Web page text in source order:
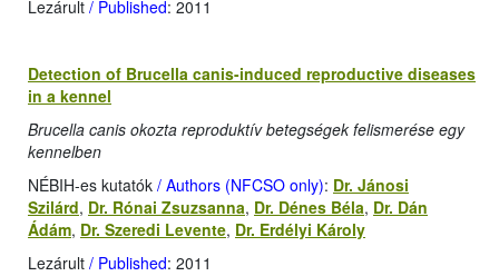
Lezárult / Published: 2011
Detection of Brucella canis-induced reproductive diseases
in a kennel
Brucella canis okozta reproduktív betegségek felismerése egy
kennelben
NÉBIH-es kutatók / Authors (NFCSO only): Dr. Jánosi
Szilárd, Dr. Rónai Zsuzsanna, Dr. Dénes Béla, Dr. Dán
Ádám, Dr. Szeredi Levente, Dr. Erdélyi Károly
Lezárult / Published: 2011